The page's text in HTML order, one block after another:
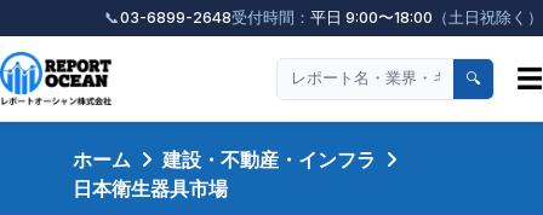
📞03-6899-2648受付時間： 平日 9:00〜18:00 （土日祝除く）
🔍 ☰
ホーム
建設・不動産・インフラ
日本衛生器具市場